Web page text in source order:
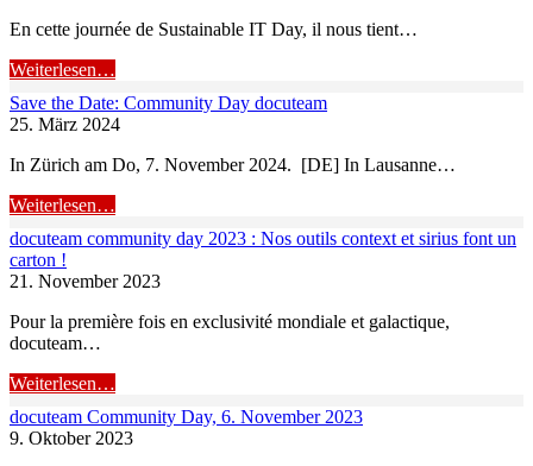
En cette journée de Sustainable IT Day, il nous tient…
Weiterlesen…
Save the Date: Community Day docuteam
25. März 2024
In Zürich am Do, 7. November 2024. [DE] In Lausanne…
Weiterlesen…
docuteam community day 2023 : Nos outils context et sirius font un
carton !
21. November 2023
Pour la première fois en exclusivité mondiale et galactique,
docuteam…
Weiterlesen…
docuteam Community Day, 6. November 2023
9. Oktober 2023